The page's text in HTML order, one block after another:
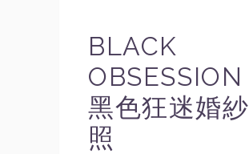
BLACK
OBSESSION |
黑色狂迷婚紗
照